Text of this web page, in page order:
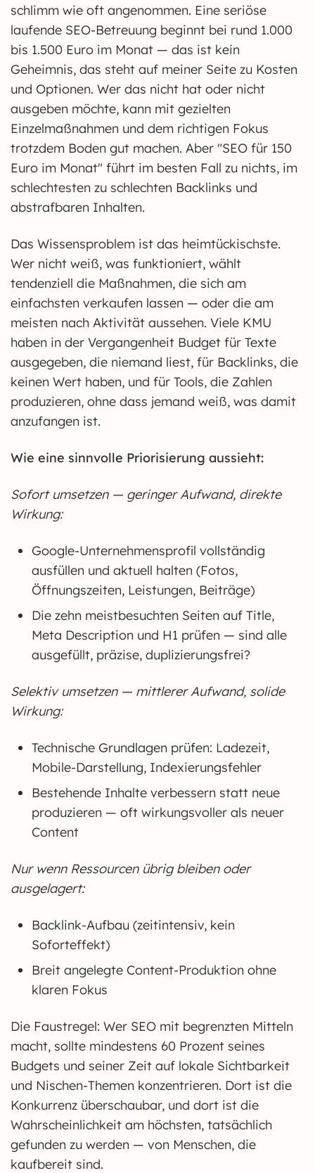
schlimm wie oft angenommen. Eine seriöse
laufende SEO-Betreuung beginnt bei rund 1.000
bis 1.500 Euro im Monat — das ist kein
Geheimnis, das steht auf meiner Seite zu Kosten
und Optionen. Wer das nicht hat oder nicht
ausgeben möchte, kann mit gezielten
Einzelmaßnahmen und dem richtigen Fokus
trotzdem Boden gut machen. Aber "SEO für 150
Euro im Monat" führt im besten Fall zu nichts, im
schlechtesten zu schlechten Backlinks und
abstrafbaren Inhalten.
Das Wissensproblem ist das heimtückischste.
Wer nicht weiß, was funktioniert, wählt
tendenziell die Maßnahmen, die sich am
einfachsten verkaufen lassen — oder die am
meisten nach Aktivität aussehen. Viele KMU
haben in der Vergangenheit Budget für Texte
ausgegeben, die niemand liest, für Backlinks, die
keinen Wert haben, und für Tools, die Zahlen
produzieren, ohne dass jemand weiß, was damit
anzufangen ist.
Wie eine sinnvolle Priorisierung aussieht:
Sofort umsetzen — geringer Aufwand, direkte
Wirkung:
Google-Unternehmensprofil vollständig
ausfüllen und aktuell halten (Fotos,
Öffnungszeiten, Leistungen, Beiträge)
Die zehn meistbesuchten Seiten auf Title,
Meta Description und H1 prüfen — sind alle
ausgefüllt, präzise, duplizierungsfrei?
Selektiv umsetzen — mittlerer Aufwand, solide
Wirkung:
Technische Grundlagen prüfen: Ladezeit,
Mobile-Darstellung, Indexierungsfehler
Bestehende Inhalte verbessern statt neue
produzieren — oft wirkungsvoller als neuer
Content
Nur wenn Ressourcen übrig bleiben oder
ausgelagert:
Backlink-Aufbau (zeitintensiv, kein
Soforteffekt)
Breit angelegte Content-Produktion ohne
klaren Fokus
Die Faustregel: Wer SEO mit begrenzten Mitteln
macht, sollte mindestens 60 Prozent seines
Budgets und seiner Zeit auf lokale Sichtbarkeit
und Nischen-Themen konzentrieren. Dort ist die
Konkurrenz überschaubar, und dort ist die
Wahrscheinlichkeit am höchsten, tatsächlich
gefunden zu werden — von Menschen, die
kaufbereit sind.